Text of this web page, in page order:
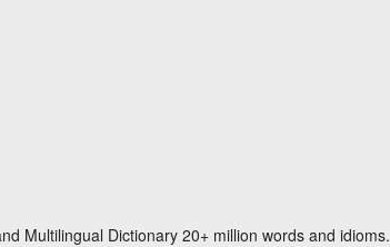
Multilingual Dictionary 20+ million words and idioms.